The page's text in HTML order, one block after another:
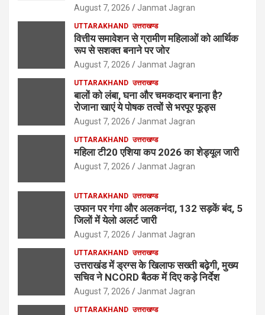
August 7, 2026 Janmat Jagran
UTTARAKHAND उत्तराखण्ड
वित्तीय समावेशन से ग्रामीण महिलाओं को आर्थिक
रूप से सशक्त बनाने पर जोर
August 7, 2026 Janmat Jagran
UTTARAKHAND उत्तराखण्ड
बालों को लंबा, घना और चमकदार बनाना है?
रोजाना खाएं ये पोषक तत्वों से भरपूर फूड्स
August 7, 2026 Janmat Jagran
UTTARAKHAND उत्तराखण्ड
महिला टी20 एशिया कप 2026 का शेड्यूल जारी
August 7, 2026 Janmat Jagran
UTTARAKHAND उत्तराखण्ड
उफान पर गंगा और अलकनंदा, 132 सड़कें बंद, 5
जिलों में येलो अलर्ट जारी
August 7, 2026 Janmat Jagran
UTTARAKHAND उत्तराखण्ड
उत्तराखंड में ड्रग्स के खिलाफ सख्ती बढ़ेगी, मुख्य
सचिव ने NCORD बैठक में दिए कड़े निर्देश
August 7, 2026 Janmat Jagran
UTTARAKHAND उत्तराखण्ड